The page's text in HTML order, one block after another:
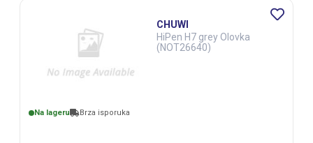
Na lageru Brza isporuka
CHUWI
HiPen H7 grey Olovka
(NOT26640)